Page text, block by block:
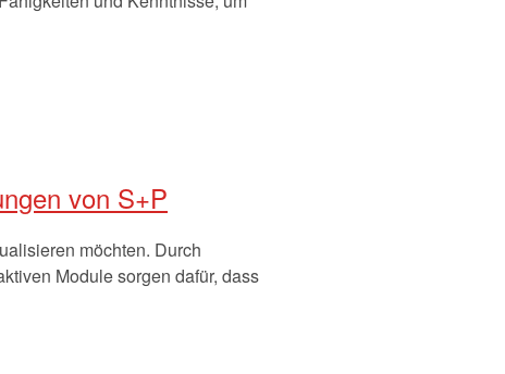
von S+P
möchten. Durch
Module sorgen dafür, dass